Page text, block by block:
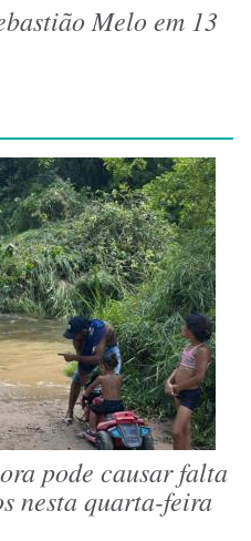
Melo em 13
pode causar falta
nesta quarta-feira